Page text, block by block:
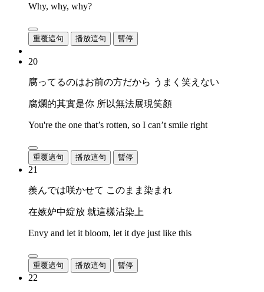
Why, why, why?
重覆這句 播放這句 暫停
20
腐ってるのはお前の方だから うまく笑えない
腐爛的其實是你 所以無法展現笑顏
You're the one that’s rotten, so I can’t smile right
重覆這句 播放這句 暫停
21
羨んでは咲かせて このまま染まれ
在嫉妒中綻放 就這樣沾染上
Envy and let it bloom, let it dye just like this
重覆這句 播放這句 暫停
22